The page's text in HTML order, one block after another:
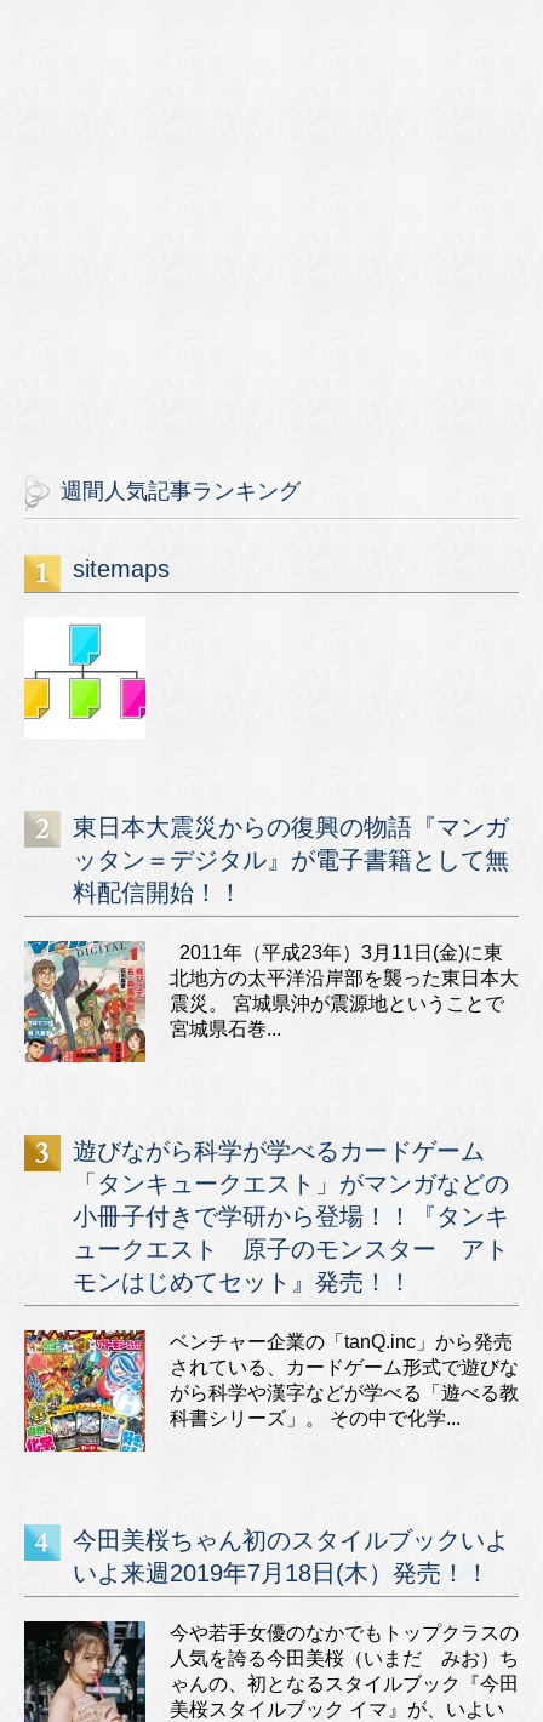
週間人気記事ランキング
sitemaps
東日本大震災からの復興の物語『マンガ
ッタン＝デジタル』が電子書籍として無
料配信開始！！
2011年（平成23年）3月11日(金)に東
北地方の太平洋沿岸部を襲った東日本大
震災。 宮城県沖が震源地ということで
宮城県石巻...
遊びながら科学が学べるカードゲーム
「タンキュークエスト」がマンガなどの
小冊子付きで学研から登場！！『タンキ
ュークエスト 原子のモンスター アト
モンはじめてセット』発売！！
ベンチャー企業の「tanQ.inc」から発売
されている、カードゲーム形式で遊びな
がら科学や漢字などが学べる「遊べる教
科書シリーズ」。 その中で化学...
今田美桜ちゃん初のスタイルブックいよ
いよ来週2019年7月18日(木）発売！！
今や若手女優のなかでもトップクラスの
人気を誇る今田美桜（いまだ みお）ち
ゃんの、初となるスタイルブック『今田
美桜スタイルブック イマ』が、いよい